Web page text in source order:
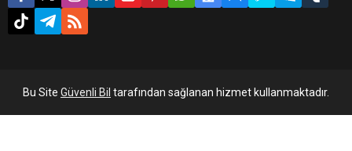
Bu Site Güvenli Bil tarafından sağlanan hizmet kullanmaktadır.